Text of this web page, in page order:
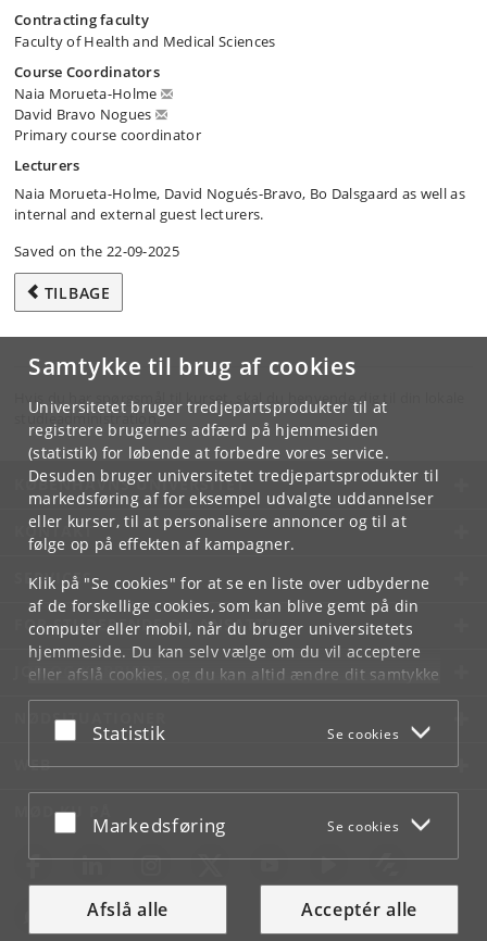
Samtykke til brug af cookies
Universitetet bruger tredjepartsprodukter til at
registrere brugernes adfærd på hjemmesiden
(statistik) for løbende at forbedre vores service.
Desuden bruger universitetet tredjepartsprodukter til
markedsføring af for eksempel udvalgte uddannelser
eller kurser, til at personalisere annoncer og til at
følge op på effekten af kampagner.
Klik på "Se cookies" for at se en liste over udbyderne
af de forskellige cookies, som kan blive gemt på din
computer eller mobil, når du bruger universitetets
hjemmeside. Du kan selv vælge om du vil acceptere
eller afslå cookies, og du kan altid ændre dit samtykke
underCookie- og privatlivspolitiksom du finder i
bunden af hver side.
Acceptér eller afslå
Statistik Se cookies
Acceptér eller afslå
Markedsføring Se cookies
Afslå alle Acceptér alle
Contracting faculty
Faculty of Health and Medical Sciences
Course Coordinators
Naia Morueta-Holme
David Bravo Nogues
Primary course coordinator
Lecturers
Naia Morueta-Holme, David Nogués-Bravo, Bo Dalsgaard as well as
internal and external guest lecturers.
Saved on the 22-09-2025
TILBAGE
Hvis du har spørgsmål til kurset, skal du henvende dig til din lokale
studieadministration.
KØBENHAVNS UNIVERSITET
KONTAKT
SERVICES
FOR STUDERENDE OG ANSATTE
JOB OG KARRIERE
NØDSITUATIONER
WEB
MØD KU PÅ